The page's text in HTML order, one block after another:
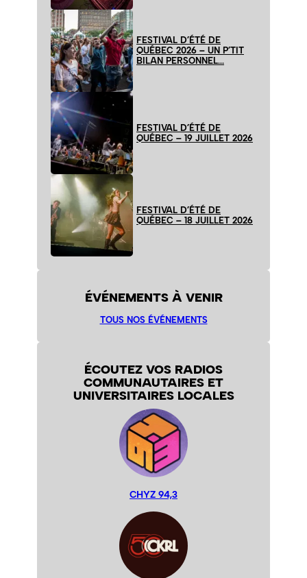
FESTIVAL D’ÉTÉ DE
QUÉBEC 2026 – UN P’TIT
BILAN PERSONNEL…
FESTIVAL D’ÉTÉ DE
QUÉBEC – 19 JUILLET 2026
FESTIVAL D’ÉTÉ DE
QUÉBEC – 18 JUILLET 2026
ÉVÉNEMENTS À VENIR
TOUS NOS ÉVÉNEMENTS
ÉCOUTEZ VOS RADIOS
COMMUNAUTAIRES ET
UNIVERSITAIRES LOCALES
CHYZ 94,3